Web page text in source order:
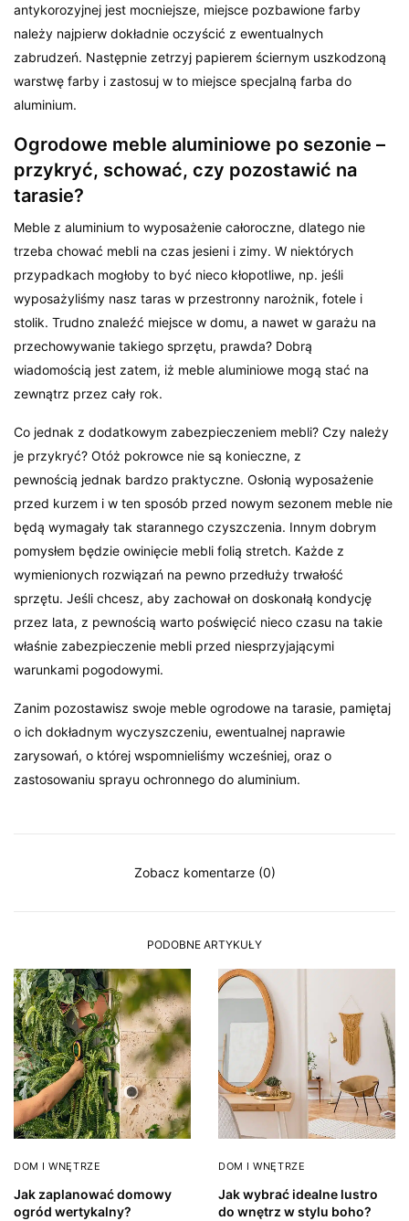
antykorozyjnej jest mocniejsze, miejsce pozbawione farby
należy najpierw dokładnie oczyścić z ewentualnych
zabrudzeń. Następnie zetrzyj papierem ściernym uszkodzoną
warstwę farby i zastosuj w to miejsce specjalną farba do
aluminium.
Ogrodowe meble aluminiowe po sezonie –
przykryć, schować, czy pozostawić na
tarasie?
Meble z aluminium to wyposażenie całoroczne, dlatego nie
trzeba chować mebli na czas jesieni i zimy. W niektórych
przypadkach mogłoby to być nieco kłopotliwe, np. jeśli
wyposażyliśmy nasz taras w przestronny narożnik, fotele i
stolik. Trudno znaleźć miejsce w domu, a nawet w garażu na
przechowywanie takiego sprzętu, prawda? Dobrą
wiadomością jest zatem, iż meble aluminiowe mogą stać na
zewnątrz przez cały rok.
Co jednak z dodatkowym zabezpieczeniem mebli? Czy należy
je przykryć? Otóż pokrowce nie są konieczne, z
pewnością jednak bardzo praktyczne. Osłonią wyposażenie
przed kurzem i w ten sposób przed nowym sezonem meble nie
będą wymagały tak starannego czyszczenia. Innym dobrym
pomysłem będzie owinięcie mebli folią stretch. Każde z
wymienionych rozwiązań na pewno przedłuży trwałość
sprzętu. Jeśli chcesz, aby zachował on doskonałą kondycję
przez lata, z pewnością warto poświęcić nieco czasu na takie
właśnie zabezpieczenie mebli przed niesprzyjającymi
warunkami pogodowymi.
Zanim pozostawisz swoje meble ogrodowe na tarasie, pamiętaj
o ich dokładnym wyczyszczeniu, ewentualnej naprawie
zarysowań, o której wspomnieliśmy wcześniej, oraz o
zastosowaniu sprayu ochronnego do aluminium.
Zobacz komentarze (0)
PODOBNE ARTYKUŁY
DOM I WNĘTRZE
Jak zaplanować domowy
ogród wertykalny?
DOM I WNĘTRZE
Jak wybrać idealne lustro
do wnętrz w stylu boho?